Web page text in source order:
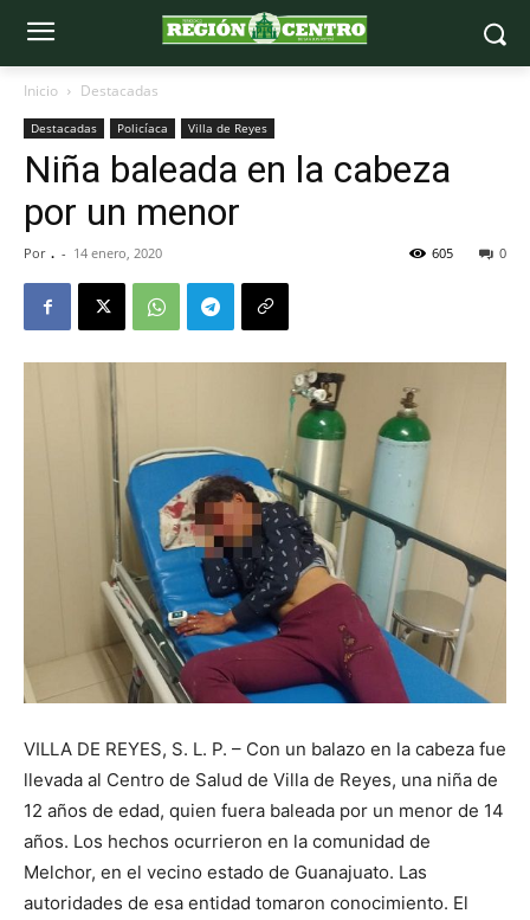
Inicio Destacadas
Destacadas Policíaca Villa de Reyes
Niña baleada en la cabeza
por un menor
Por . - 14 enero, 2020 0
605
VILLA DE REYES, S. L. P. – Con un balazo en la cabeza fue
llevada al Centro de Salud de Villa de Reyes, una niña de
12 años de edad, quien fuera baleada por un menor de 14
años. Los hechos ocurrieron en la comunidad de
Melchor, en el vecino estado de Guanajuato. Las
autoridades de esa entidad tomaron conocimiento. El